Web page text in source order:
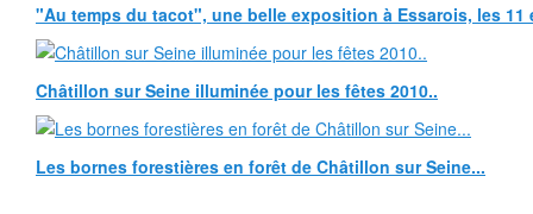
"Au temps du tacot", une belle exposition à Essarois, les 11
Châtillon sur Seine illuminée pour les fêtes 2010..
Les bornes forestières en forêt de Châtillon sur Seine...